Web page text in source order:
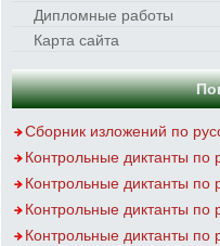
Дипломные работы
Карта сайта
Сборник изложений по
Контрольные диктанты по
Контрольные диктанты по
Контрольные диктанты по
Контрольные диктанты по